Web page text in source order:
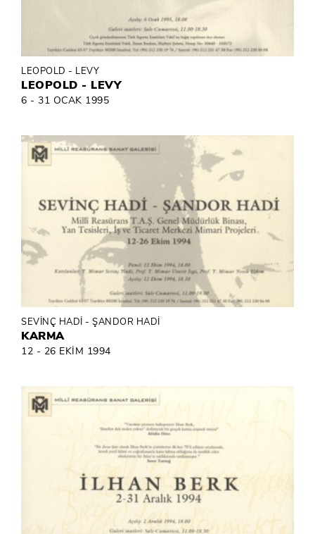
LEOPOLD - LEVY
LEOPOLD - LEVY
6 - 31 OCAK 1995
SEVİNÇ HADİ - ŞANDOR HADİ
KARMA
12 - 26 EKİM 1994